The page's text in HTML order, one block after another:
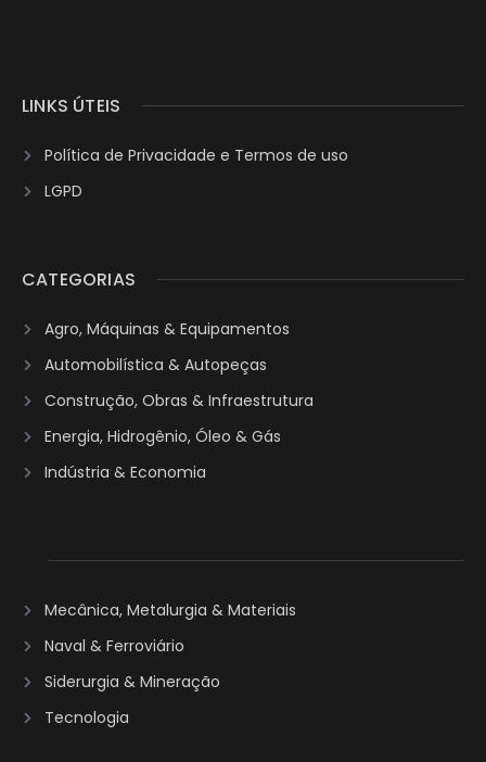
LINKS ÚTEIS
Política de Privacidade e Termos de uso
LGPD
CATEGORIAS
Agro, Máquinas & Equipamentos
Automobilística & Autopeças
Construção, Obras & Infraestrutura
Energia, Hidrogênio, Óleo & Gás
Indústria & Economia
Mecânica, Metalurgia & Materiais
Naval & Ferroviário
Siderurgia & Mineração
Tecnologia